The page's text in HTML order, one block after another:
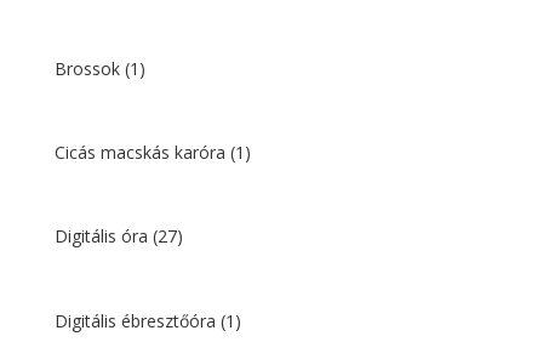
Brossok (1)
Cicás macskás karóra (1)
Digitális óra (27)
Digitális ébresztőóra (1)